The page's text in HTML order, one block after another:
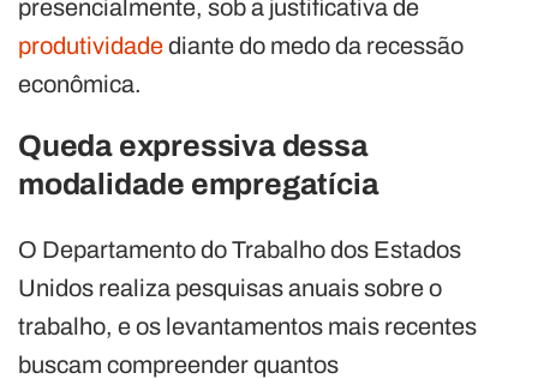
presencialmente, sob a justificativa de
produtividadediante do medo da recessão
econômica.
Queda expressiva dessa
modalidade empregatícia
O Departamento do Trabalho dos Estados
Unidos realiza pesquisas anuais sobre o
trabalho, e os levantamentos mais recentes
buscam compreender quantos